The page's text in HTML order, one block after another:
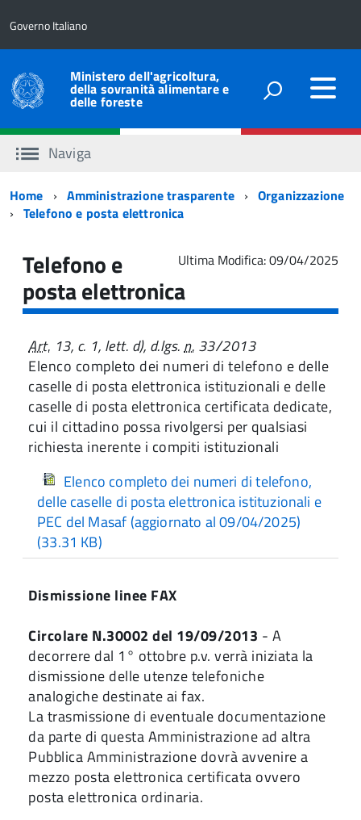
Governo Italiano
Ministero dell'agricoltura,
della sovranità alimentare e
delle foreste
Naviga
Percorso
di
navigazione
Home Amministrazione trasparente
Organizzazione
Telefono e posta elettronica
Ultima Modifica: 09/04/2025
Telefono e
posta elettronica
Art. 13, c. 1, lett. d), d.lgs.n. 33/2013
Elenco completo dei numeri di telefono e delle
caselle di posta elettronica istituzionali e delle
caselle di posta elettronica certificata dedicate,
cui il cittadino possa rivolgersi per qualsiasi
richiesta inerente i compiti istituzionali
Elenco completo dei numeri di telefono,
delle caselle di posta elettronica istituzionali e
PEC del Masaf (aggiornato al 09/04/2025)
(33.31 KB)
Dismissione linee FAX
Circolare N.30002 del 19/09/2013 - A
decorrere dal 1° ottobre p.v. verrà iniziata la
dismissione delle utenze telefoniche
analogiche destinate ai fax.
La trasmissione di eventuale documentazione
da parte di questa Amministrazione ad altra
Pubblica Amministrazione dovrà avvenire a
mezzo posta elettronica certificata ovvero
posta elettronica ordinaria.